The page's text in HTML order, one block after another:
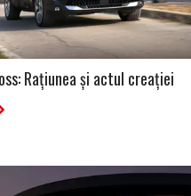
Rațiunea și actul creației